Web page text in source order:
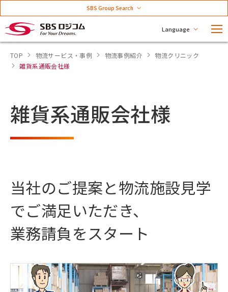
Language
SBS Group Search
TOP 物流サービス・事例 物流事例紹介
物流クリニック
雑貨系通販会社様
雑貨系通販会社様
当社のご提案と物流施設見学
でご満足いただき、
業務請負をスタート